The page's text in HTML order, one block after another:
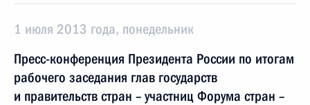
1 июля 2013 года, понедельник
Пресс-конференция Президента России по итогам
рабочего заседания глав государств
и правительств стран – участниц Форума стран –